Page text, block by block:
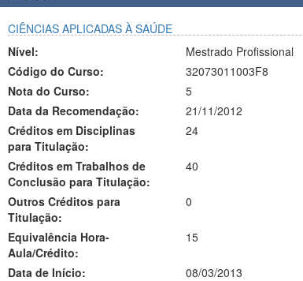
CIÊNCIAS APLICADAS À SAÚDE
Nível:
Mestrado Profissional
Código do Curso:
32073011003F8
Nota do Curso:
5
Data da Recomendação:
21/11/2012
Créditos em Disciplinas
para Titulação:
24
Créditos em Trabalhos de
Conclusão para Titulação:
40
Outros Créditos para
Titulação:
0
Equivalência Hora-
Aula/Crédito:
15
Data de Início:
08/03/2013